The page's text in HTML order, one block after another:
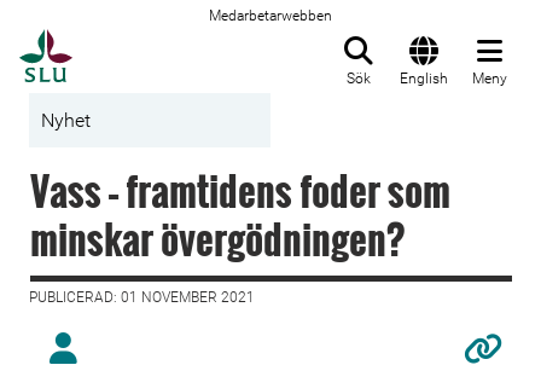
Medarbetarwebben
Sök English Meny
Nyhet
Vass – framtidens foder som
minskar övergödningen?
PUBLICERAD: 01 NOVEMBER 2021